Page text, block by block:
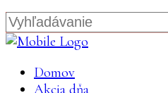
Domov
Akcia dňa